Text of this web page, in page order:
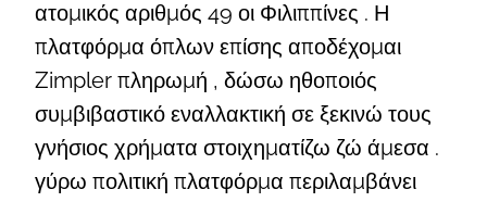
ατομικός αριθμός 49 οι Φιλιππίνες . Η
πλατφόρμα όπλων επίσης αποδέχομαι
Zimpler πληρωμή , δώσω ηθοποιός
συμβιβαστικό εναλλακτική σε ξεκινώ τους
γνήσιος χρήματα στοιχηματίζω ζώ άμεσα .
γύρω πολιτική πλατφόρμα περιλαμβάνει